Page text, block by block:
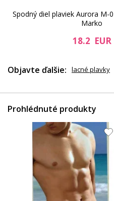
Spodný diel plaviek Aurora M-
Marko
18.2 EUR
Objavte ďalšie: lacné plavky
Prohlédnuté produkty